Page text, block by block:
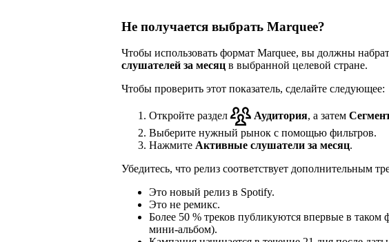
Не получается выбрать Marquee?
Чтобы использовать формат Marquee, вы должны
слушателей за месяц в выбранной целевой стране.
Чтобы проверить этот показатель, сделайте следующее:
Откройте раздел Аудитория, а затем
Выберите нужный рынок с помощью фильтров.
Нажмите Активные слушатели за месяц.
Убедитесь, что релиз соответствует дополнительным
Это новый релиз в Spotify.
Это не ремикс.
Более 50 % треков публикуются впервые в таком
мини-альбом).